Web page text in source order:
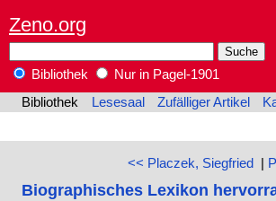
Zeno.org
Bibliothek
Nur in Pagel-1901
Bibliothek
Lesesaal Zufälliger Artikel
<< Placzek, Siegfried|
Biographisches Lexikon